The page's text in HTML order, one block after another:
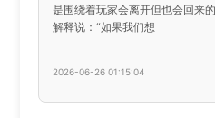
是围绕着玩家会离开但也会回来
解释说：“如果我们想
2026-06-26 01:15:04